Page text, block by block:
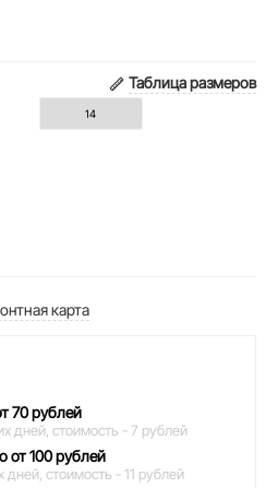
Таблица размеров
14
карта
70 рублей
дней, стоимость - 7 рублей
от 100 рублей
дней, стоимость - 11 рублей